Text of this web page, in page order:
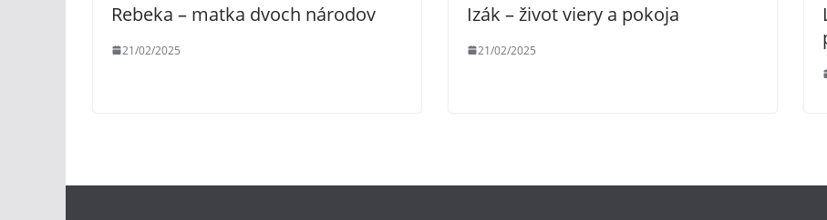
Rebeka – matka dvoch národov
21/02/2025
Izák – život viery a pokoja
21/02/2025